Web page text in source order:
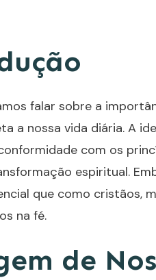
falar sobre a
a nossa vida diária. A
com os
espiritual.
que como cristãos,
na fé.
de